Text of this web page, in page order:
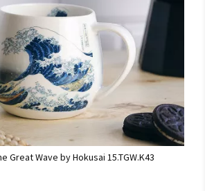
Great Wave by Hokusai 15.TGW.K43